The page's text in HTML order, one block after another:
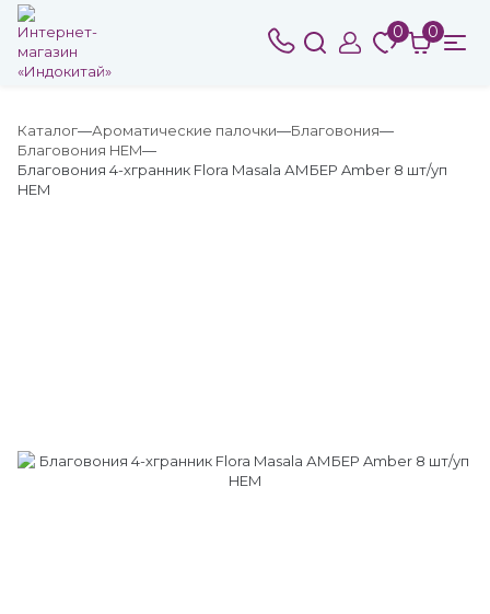
0 0
Каталог Ароматические палочки
Благовония
Благовония HEM
Благовония 4-хгранник Flora Masala АМБЕР Amber 8 шт/уп
HEM